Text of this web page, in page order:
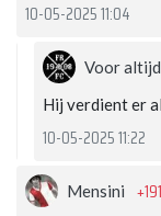
10-05-2025 11:04
Voor
Hij verdient er
10-05-2025 11:22
Mensini